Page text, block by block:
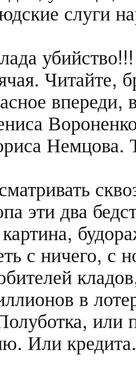
слуги
убийство!!!
Читайте,
впереди,
Немцова.
эти два
картина,
с ничего, с
в
или
Или